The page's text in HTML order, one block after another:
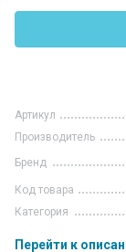
Артикул
Производитель
Бренд
Код товара
Категория
Перейти к